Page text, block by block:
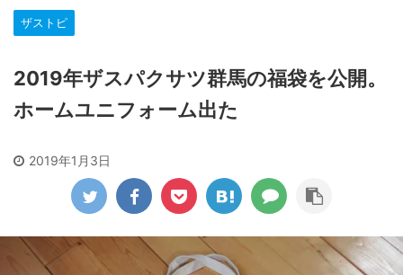
ザストピ
2019年ザスパクサツ群馬の福袋を公開。
ホームユニフォーム出た
2019年1月3日